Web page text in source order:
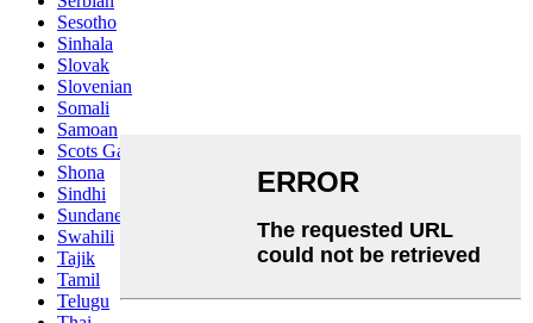
Sesotho
Sinhala
Slovak
Slovenian
Somali
Samoan
Scots Gaelic
Shona
Sindhi
Sundanese
Swahili
Tajik
Tamil
Telugu